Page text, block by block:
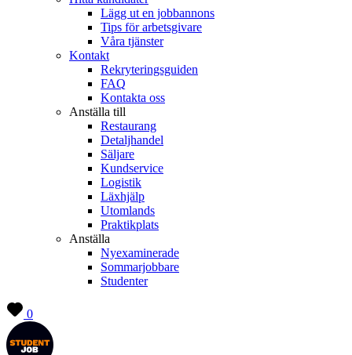
Lägg ut en jobbannons
Tips för arbetsgivare
Våra tjänster
Kontakt
Rekryteringsguiden
FAQ
Kontakta oss
Anställa till
Restaurang
Detaljhandel
Säljare
Kundservice
Logistik
Läxhjälp
Utomlands
Praktikplats
Anställa
Nyexaminerade
Sommarjobbare
Studenter
0